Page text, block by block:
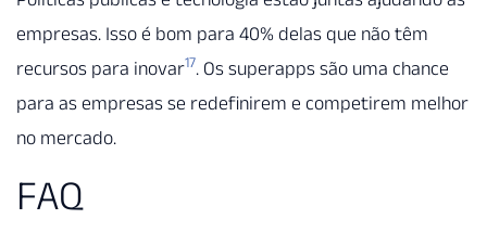
empresas. Isso é bom para 40% delas que não têm
recursos para inovar17. Os superapps são uma chance
para as empresas se redefinirem e competirem melhor
no mercado.
FAQ